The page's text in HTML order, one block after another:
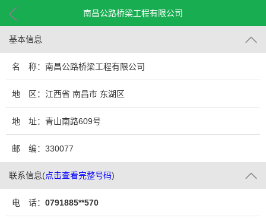
南昌公路桥梁工程有限公司
基本信息
名 称：南昌公路桥梁工程有限公司
地 区：江西省 南昌市 东湖区
地 址：青山南路609号
邮 编：330077
联系信息(点击查看完整号码)
电 话： 0791885**570